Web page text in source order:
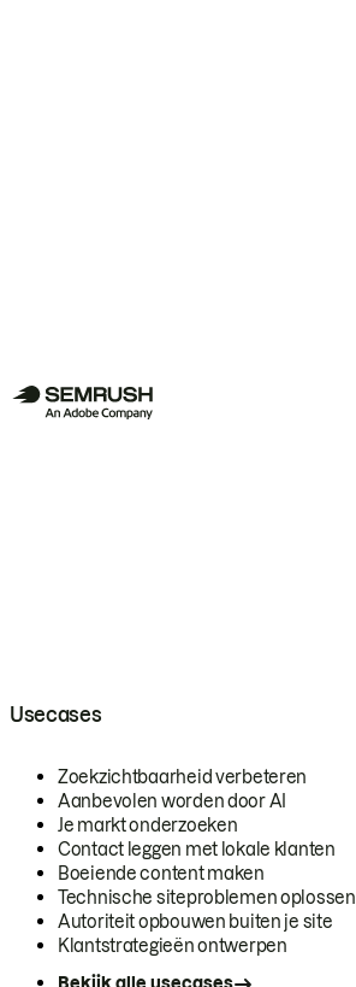
Usecases
Zoekzichtbaarheid verbeteren
Aanbevolen worden door AI
Je markt onderzoeken
Contact leggen met lokale klanten
Boeiende content maken
Technische siteproblemen oplossen
Autoriteit opbouwen buiten je site
Klantstrategieën ontwerpen